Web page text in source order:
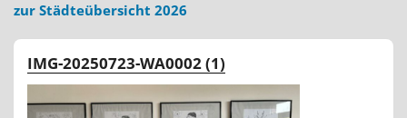
zur Städteübersicht 2026
IMG-20250723-WA0002 (1)